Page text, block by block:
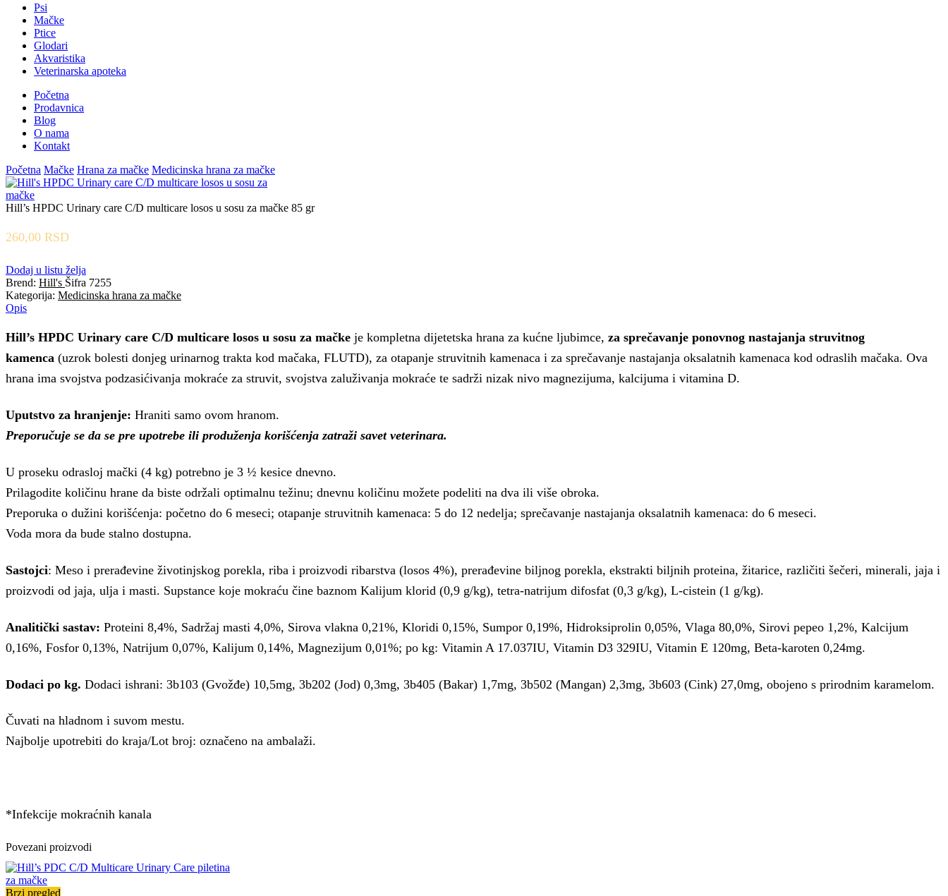
Psi
Mačke
Ptice
Glodari
Akvaristika
Veterinarska apoteka
Početna
Prodavnica
Blog
O nama
Kontakt
Početna Mačke Hrana za mačke Medicinska hrana za mačke
Hill’s HPDC Urinary care C/D multicare losos u sosu za mačke 85 gr
260,00 RSD
Dodaj u listu želja
Brend: Hill's Šifra 7255
Kategorija: Medicinska hrana za mačke
Opis
Hill’s HPDC Urinary care C/D multicare losos u sosu za mačke je kompletna dijetetska hrana za kućne ljubimce, za sprečavanje ponovnog nastajanja struvitnog
kamenca (uzrok bolesti donjeg urinarnog trakta kod mačaka, FLUTD), za otapanje struvitnih kamenaca i za sprečavanje nastajanja oksalatnih kamenaca kod odraslih mačaka. Ova
hrana ima svojstva podzasićivanja mokraće za struvit, svojstva zaluživanja mokraće te sadrži nizak nivo magnezijuma, kalcijuma i vitamina D.
Uputstvo za hranjenje: Hraniti samo ovom hranom.
Preporučuje se da se pre upotrebe ili produženja korišćenja zatraži savet veterinara.
U proseku odrasloj mački (4 kg) potrebno je 3 ½ kesice dnevno.
Prilagodite količinu hrane da biste održali optimalnu težinu; dnevnu količinu možete podeliti na dva ili više obroka.
Preporuka o dužini korišćenja: početno do 6 meseci; otapanje struvitnih kamenaca: 5 do 12 nedelja; sprečavanje nastajanja oksalatnih kamenaca: do 6 meseci.
Voda mora da bude stalno dostupna.
Sastojci: Meso i prerađevine životinjskog porekla, riba i proizvodi ribarstva (losos 4%), prerađevine biljnog porekla, ekstrakti biljnih proteina, žitarice, različiti šečeri, minerali, jaja i
proizvodi od jaja, ulja i masti. Supstance koje mokraću čine baznom Kalijum klorid (0,9 g/kg), tetra-natrijum difosfat (0,3 g/kg), L-cistein (1 g/kg).
Analitički sastav: Proteini 8,4%, Sadržaj masti 4,0%, Sirova vlakna 0,21%, Kloridi 0,15%, Sumpor 0,19%, Hidroksiprolin 0,05%, Vlaga 80,0%, Sirovi pepeo 1,2%, Kalcijum
0,16%, Fosfor 0,13%, Natrijum 0,07%, Kalijum 0,14%, Magnezijum 0,01%; po kg: Vitamin A 17.037IU, Vitamin D3 329IU, Vitamin E 120mg, Beta-karoten 0,24mg.
Dodaci po kg. Dodaci ishrani: 3b103 (Gvožđe) 10,5mg, 3b202 (Jod) 0,3mg, 3b405 (Bakar) 1,7mg, 3b502 (Mangan) 2,3mg, 3b603 (Cink) 27,0mg, obojeno s prirodnim karamelom.
Čuvati na hladnom i suvom mestu.
Najbolje upotrebiti do kraja/Lot broj: označeno na ambalaži.
*Infekcije mokraćnih kanala
Povezani proizvodi
Brzi pregled